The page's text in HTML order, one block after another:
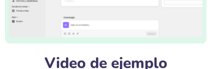
Video de ejemplo